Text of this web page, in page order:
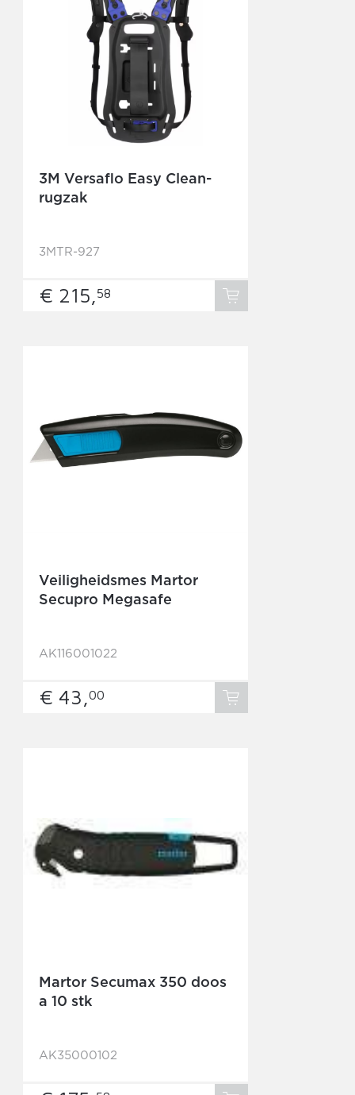
3M Versaflo Easy Clean-
rugzak
3MTR-927
€ 215,58
Veiligheidsmes Martor
Secupro Megasafe
AK116001022
€ 43,00
Martor Secumax 350 doos
a 10 stk
AK35000102